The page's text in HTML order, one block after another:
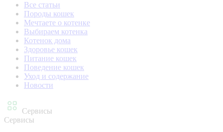
Все статьи
Породы кошек
Мечтаете о котенке
Выбираем котенка
Котенок дома
Здоровье кошек
Питание кошек
Поведение кошек
Уход и содержание
Новости
Сервисы
Сервисы